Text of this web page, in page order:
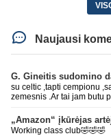
Naujausi
G. Gineitis sudomino
su celtic ,tapti cempionu
zemesnis .Ar tai jam butu
Working class club🤣🤣🤣